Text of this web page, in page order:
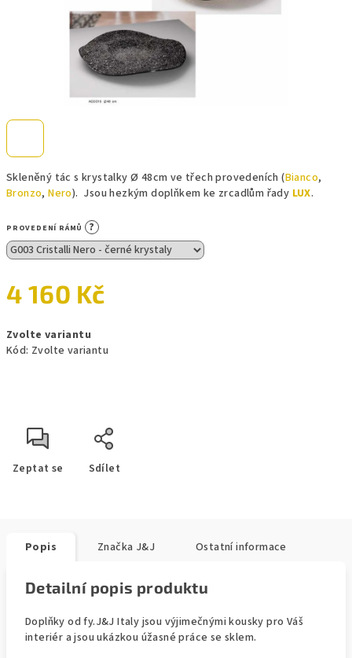
Skleněný tác s krystalky Ø 48cm ve třech provedeních (Bianco,
Bronzo,Nero). Jsou hezkým doplňkem ke zrcadlům řady LUX.
PROVEDENÍ RÁMŮ ?
4 160 Kč
cena:
Zvolte variantu
Kód: Zvolte variantu
Zeptat se Sdílet
Popis Značka J&J Ostatní informace
Detailní popis produktu
Doplňky od fy.J&J Italy jsou výjimečnými kousky pro Váš
interiér a jsou ukázkou úžasné práce se sklem.